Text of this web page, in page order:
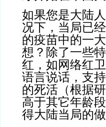
如果您是大陆
况下，当局已
的疫苗中的一
想？除了一些
红，如网络红
语言说话，支
的死活（根据
高于其它年龄
得大陆当局的做